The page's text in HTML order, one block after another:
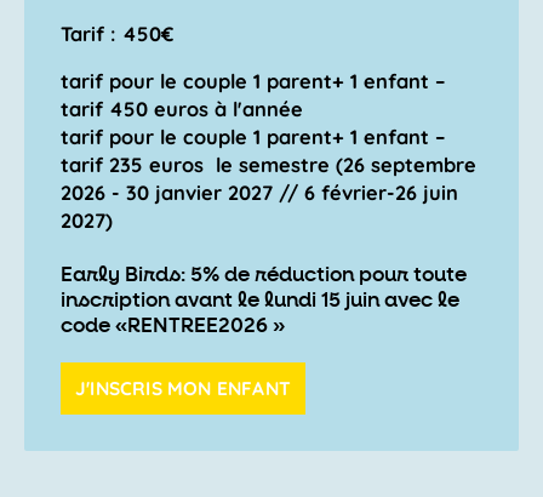
Tarif : 450€
tarif pour le couple 1 parent+ 1 enfant –
tarif 450 euros à l'année
tarif pour le couple 1 parent+ 1 enfant –
tarif 235 euros le semestre (26 septembre
2026 - 30 janvier 2027 // 6 février-26 juin
2027)
Early Birds: 5% de réduction pour toute
inscription avant le lundi 15 juin avec le
code «RENTREE2026 »
J'INSCRIS MON ENFANT